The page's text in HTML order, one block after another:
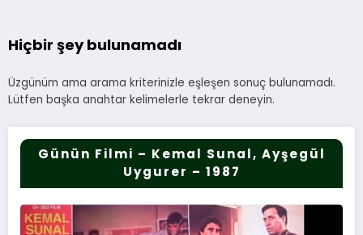
Hiçbir şey bulunamadı
Üzgünüm ama arama kriterinizle eşleşen sonuç bulunamadı.
Lütfen başka anahtar kelimelerle tekrar deneyin.
Günün Filmi – Kemal Sunal, Ayşegül
Uygurer – 1987